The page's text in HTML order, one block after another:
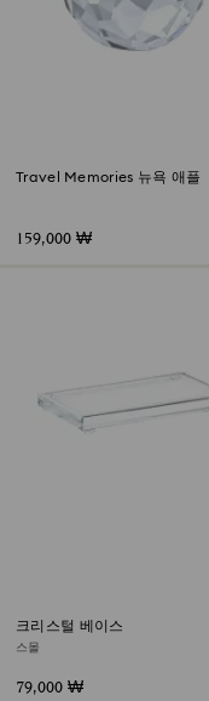
Travel Memories 뉴욕 애플
159,000 ₩
크리스털 베이스
스몰
79,000 ₩